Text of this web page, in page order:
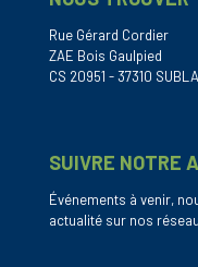
Rue Gérard Cordier
ZAE Bois Gaulpied
CS 20951 - 37310
SUIVRE NOTRE
Événements à venir,
actualité sur nos